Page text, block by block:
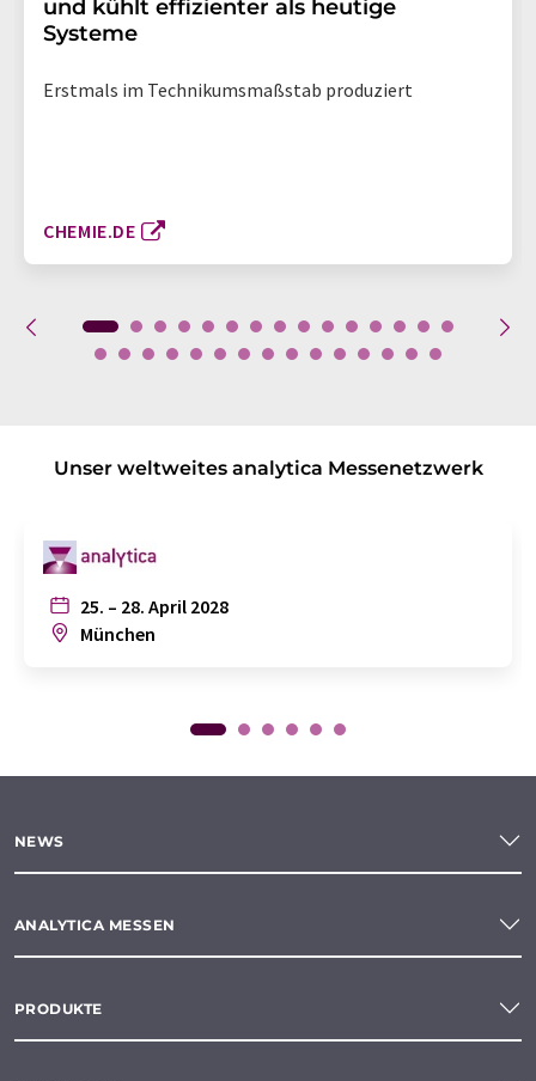
und kühlt effizienter als heutige
Systeme
Erstmals im Technikumsmaßstab produziert
CHEMIE.DE
Unser weltweites analytica Messenetzwerk
25. – 28. April 2028
München
NEWS
ANALYTICA MESSEN
PRODUKTE